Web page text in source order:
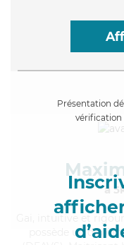
Présentation
vérification
à
, intuitive et
possède un